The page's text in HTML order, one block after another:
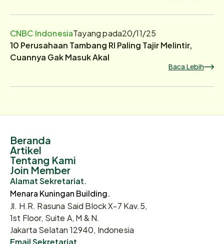
CNBC IndonesiaTayang pada20/11/25
10 Perusahaan Tambang RI Paling Tajir Melintir,
Cuannya Gak Masuk Akal
Baca Lebih
Beranda
Artikel
Tentang Kami
Join Member
Alamat Sekretariat.
Menara Kuningan Building.
Jl. H.R. Rasuna Said Block X-7 Kav.5,
1st Floor, Suite A, M & N.
Jakarta Selatan 12940, Indonesia
Email Sekretariat.